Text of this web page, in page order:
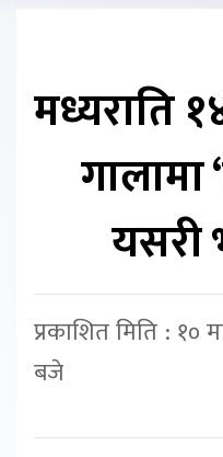
मध्यराति
गालामा
यसरी
प्रकाशित मिति :
बजे